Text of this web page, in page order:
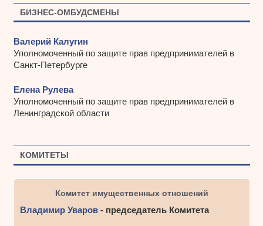
БИЗНЕС-ОМБУДСМЕНЫ
Валерий Калугин
Уполномоченный по защите прав предпринимателей в
Санкт-Петербурге
Елена Рулева
Уполномоченный по защите прав предпринимателей в
Ленинградской области
КОМИТЕТЫ
Комитет имущественных отношений
Владимир Уваров- председатель Комитета